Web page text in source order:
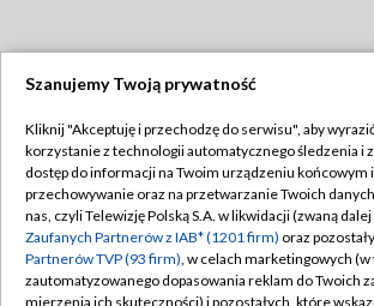
TVP
Abonament TVP
Emisja w TVP
Centrum informacji TVP
Regulamin TVP
Polityka prywatności
Moje zgody
Szanujemy Twoją prywatność
Kliknij "Akceptuję i przechodzę do serwisu", aby
korzystanie z technologii automatycznego śledzenia i
dostęp do informacji na Twoim urządzeniu końcowym
przechowywanie oraz na przetwarzanie Twoich
nas, czyli Telewizję Polską S.A. w likwidacji (zwaną dalej
Zaufanych Partnerów z IAB* (1201 firm) oraz
Partnerów TVP (93 firm), w celach marketingowych (w
zautomatyzowanego dopasowania reklam do Twoich
mierzenia ich skuteczności) i pozostałych, które